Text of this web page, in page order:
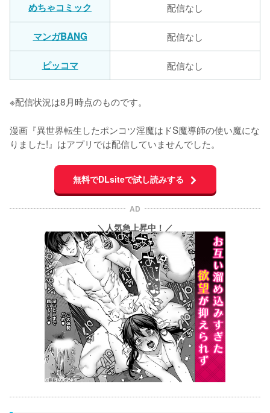
めちゃコミック 配信なし
マンガBANG 配信なし
ピッコマ 配信なし
※配信状況は8月時点のものです。
漫画『異世界転生したポンコツ淫魔はドS魔導師の使い魔にな
りました!』はアプリでは配信していませんでした。
無料でDLsiteで試し読みする
AD
＼人気急上昇中！／